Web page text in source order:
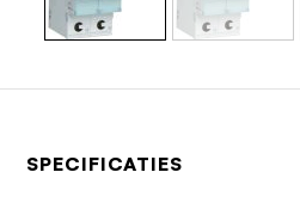
SPECIFICATIES